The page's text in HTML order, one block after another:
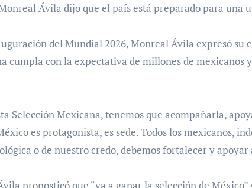
Ávila dijo que el país está preparado para una
del Mundial 2026, Monreal Ávila expresó su
cumpla con la expectativa de millones de mexicanos
Selección Mexicana, tenemos que acompañarla,
es protagonista, es sede. Todos los mexicanos,
o de nuestro credo, debemos fortalecer y